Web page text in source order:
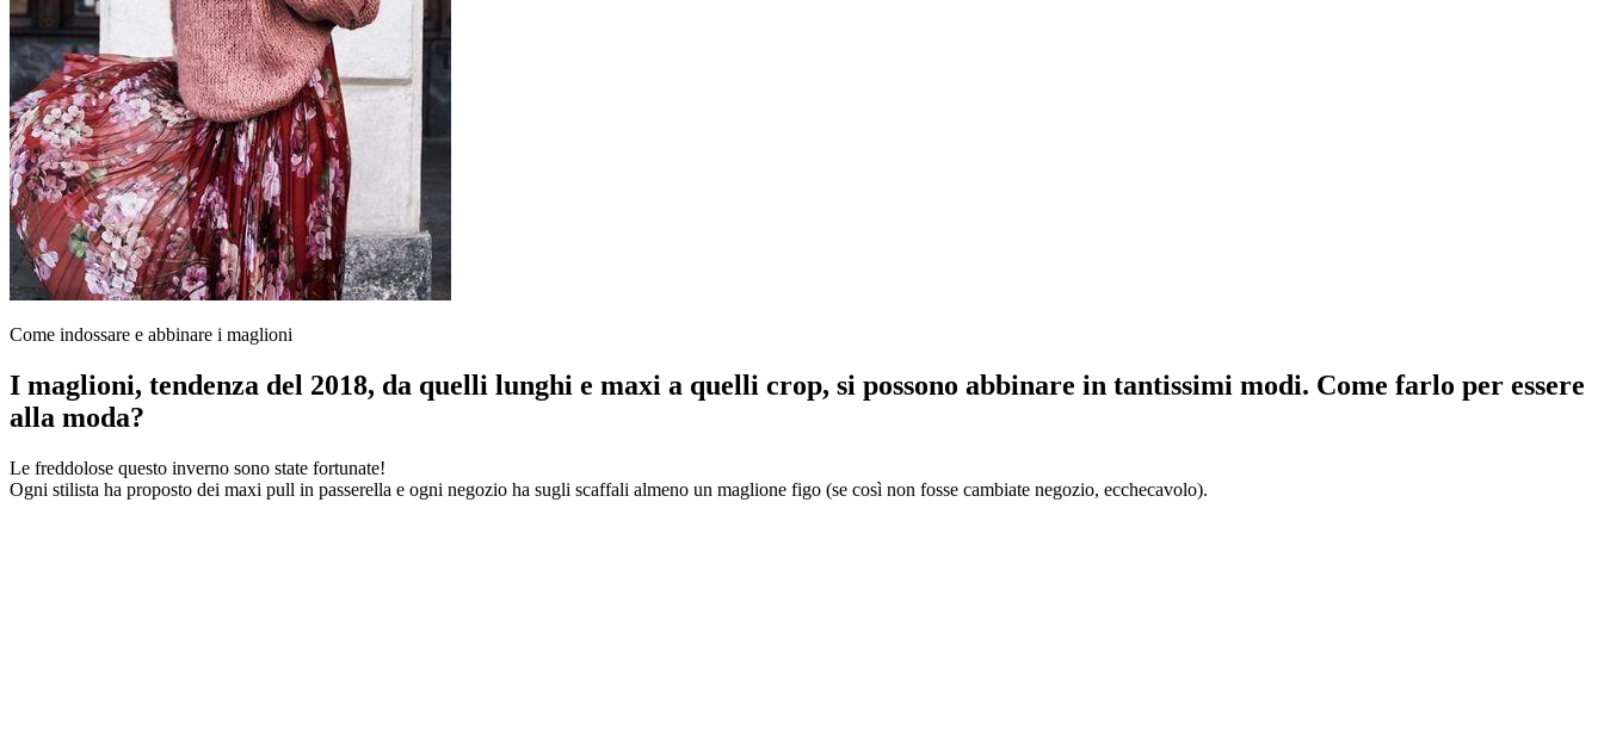
Come indossare e abbinare i maglioni
I maglioni, tendenza del 2018, da quelli lunghi e maxi a quelli crop, si possono abbinare in tantissimi modi. Come farlo per essere
alla moda?
Le freddolose questo inverno sono state fortunate!
Ogni stilista ha proposto dei maxi pull in passerella e ogni negozio ha sugli scaffali almeno un maglione figo (se così non fosse cambiate negozio, ecchecavolo).